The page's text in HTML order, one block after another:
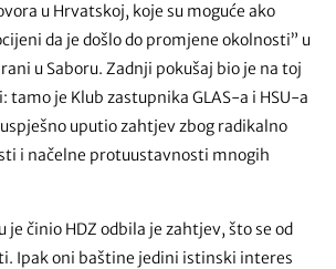
u Hrvatskoj, koje su moguće ako
da je došlo do promjene okolnosti” u
u Saboru. Zadnji pokušaj bio je na toj
tamo je Klub zastupnika GLAS-a i HSU-a
uputio zahtjev zbog radikalno
i načelne protuustavnosti mnogih
je činio HDZ odbila je zahtjev, što se od
Ipak oni baštine jedini istinski interes